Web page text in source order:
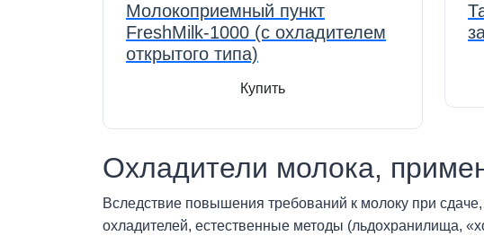
Молокоприемный пункт
FreshMilk-1000 (с охладителем
открытого типа)
Купить
Охладители молока,
Вследствие повышения требований к молоку при
охладителей, естественные методы (льдохранилища,